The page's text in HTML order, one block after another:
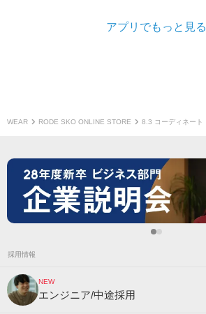
アプリでもっと見る
WEAR RODE SKO ONLINE STORE 8.3 コーディネート
採用情報
NEW
エンジニア/中途採用